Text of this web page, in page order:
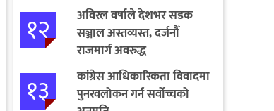
१२
अविरल वर्षाले देशभर सडक
सञ्जाल अस्तव्यस्त, दर्जनौँ
राजमार्ग अवरुद्ध
१३
कांग्रेस आधिकारिकता विवादमा
पुनरवलोकन गर्न सर्वोच्चको